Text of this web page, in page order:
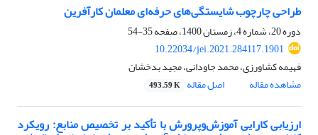
طراحی چارچوب شایستگی‌های حرفه‌ای معلمان کارآفرین
دوره 20، شماره 4، زمستان 1400، صفحه
35-54
10.22034/jei.2021.284117.1901
فهیمه کشاورزی، محمد جاودانی، مجید بدخشان
مشاهده مقاله
اصل مقاله 493.59 K
ارزیابی کارایی آموزش‌وپرورش با تأکید بر تخصیص منابع: رویکرد